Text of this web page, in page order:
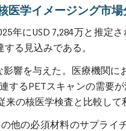
医学イメージング市場
年にUSD 7,284万と推定
する見込みである。
響を与えた。医療機関
するPETスキャンの需要
の核医学検査と比較し
他の必須材料のサプライ